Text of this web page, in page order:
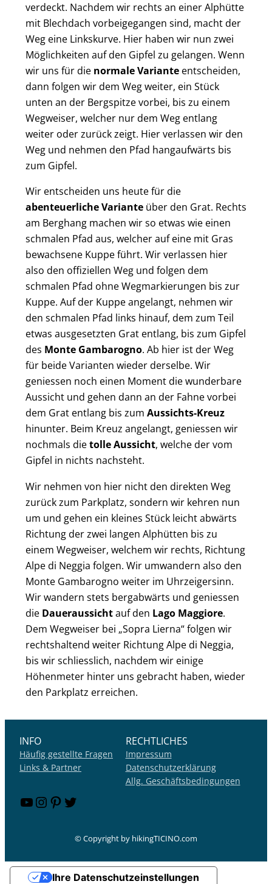
verdeckt. Nachdem wir rechts an einer Alphütte
mit Blechdach vorbeigegangen sind, macht der
Weg eine Linkskurve. Hier haben wir nun zwei
Möglichkeiten auf den Gipfel zu gelangen. Wenn
wir uns für die normale Variante entscheiden,
dann folgen wir dem Weg weiter, ein Stück
unten an der Bergspitze vorbei, bis zu einem
Wegweiser, welcher nur dem Weg entlang
weiter oder zurück zeigt. Hier verlassen wir den
Weg und nehmen den Pfad hangaufwärts bis
zum Gipfel.
Wir entscheiden uns heute für die
abenteuerliche Variante über den Grat. Rechts
am Berghang machen wir so etwas wie einen
schmalen Pfad aus, welcher auf eine mit Gras
bewachsene Kuppe führt. Wir verlassen hier
also den offiziellen Weg und folgen dem
schmalen Pfad ohne Wegmarkierungen bis zur
Kuppe. Auf der Kuppe angelangt, nehmen wir
den schmalen Pfad links hinauf, dem zum Teil
etwas ausgesetzten Grat entlang, bis zum Gipfel
des Monte Gambarogno. Ab hier ist der Weg
für beide Varianten wieder derselbe. Wir
geniessen noch einen Moment die wunderbare
Aussicht und gehen dann an der Fahne vorbei
dem Grat entlang bis zum Aussichts-Kreuz
hinunter. Beim Kreuz angelangt, geniessen wir
nochmals dietolle Aussicht, welche der vom
Gipfel in nichts nachsteht.
Wir nehmen von hier nicht den direkten Weg
zurück zum Parkplatz, sondern wir kehren nun
um und gehen ein kleines Stück leicht abwärts
Richtung der zwei langen Alphütten bis zu
einem Wegweiser, welchem wir rechts, Richtung
Alpe di Neggia folgen. Wir umwandern also den
Monte Gambarogno weiter im Uhrzeigersinn.
Wir wandern stets bergabwärts und geniessen
die Daueraussichtauf den Lago Maggiore.
Dem Wegweiser bei „Sopra Lierna“ folgen wir
rechtshaltend weiter Richtung Alpe di Neggia,
bis wir schliesslich, nachdem wir einige
Höhenmeter hinter uns gebracht haben, wieder
den Parkplatz erreichen.
INFO
Häufig gestellte Fragen
Links & Partner
YouTube
Instagram
Pinterest
Twitter
RECHTLICHES
Impressum
Datenschutzerklärung
Allg. Geschäftsbedingungen
© Copyright by hikingTICINO.com
Ihre Datenschutzeinstellungen